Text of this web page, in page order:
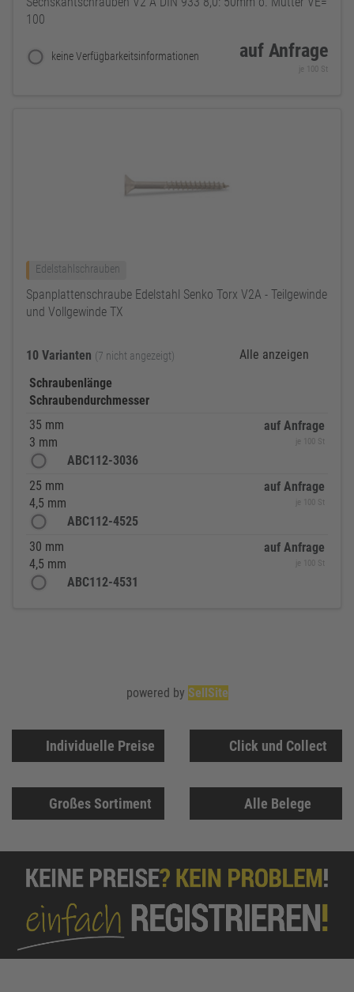
100
keine Verfügbarkeitsinformationen auf Anfrage
je 100 St
Edelstahlschrauben
Spanplattenschraube Edelstahl Senko Torx V2A - Teilgewinde
und Vollgewinde TX
10 Varianten (7 nicht angezeigt)
Alle anzeigen
Schraubenlänge
Schraubendurchmesser
35 mm
3 mm
ABC112-3036
auf Anfrage
je 100 St
25 mm
4,5 mm
ABC112-4525
auf Anfrage
je 100 St
30 mm
4,5 mm
ABC112-4531
auf Anfrage
je 100 St
Individuelle Preise Click und Collect
Großes Sortiment Alle Belege
powered by SellSite